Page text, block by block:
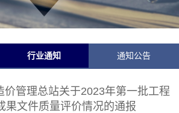
行业通知 通知公告
价管理总站关于2023年第一批工程
果文件质量评价情况的通报